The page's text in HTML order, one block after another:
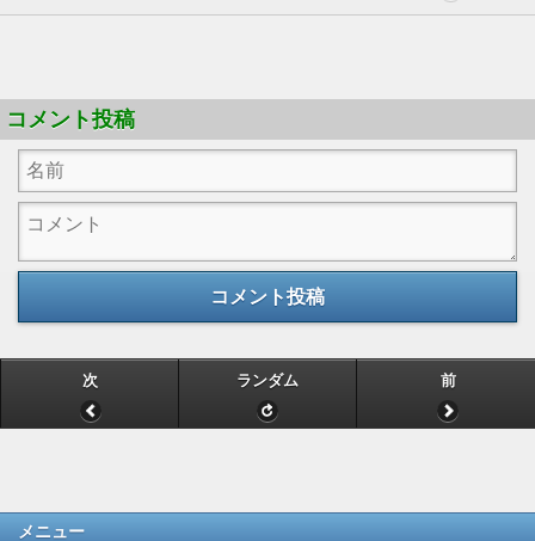
コメント投稿
コメント投稿
次 ランダム 前
メニュー